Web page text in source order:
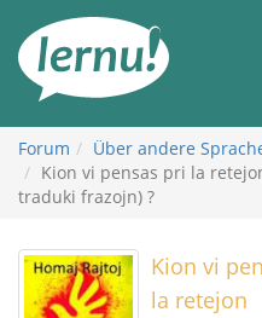
Inhalt
Forum
Über andere
Kion vi pensas pri la
traduki frazojn) ?
Kion vi
la retejon